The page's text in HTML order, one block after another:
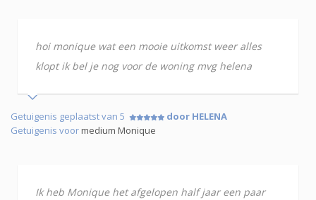
hoi monique wat een mooie uitkomst weer alles
klopt ik bel je nog voor de woning mvg helena
Getuigenis geplaatst van 5
door HELENA
Getuigenis voormedium Monique
Ik heb Monique het afgelopen half jaar een paar